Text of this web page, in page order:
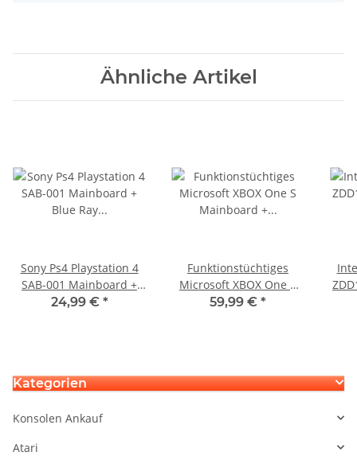
Ähnliche Artikel
Sony Ps4 Playstation 4
SAB-001 Mainboard +
Blue Ray Mainboard
24,99 € *
Funktionstüchtiges
Microsoft XBOX One S
Mainboard +
59,99 € *
Kategorien
Konsolen Ankauf
Atari